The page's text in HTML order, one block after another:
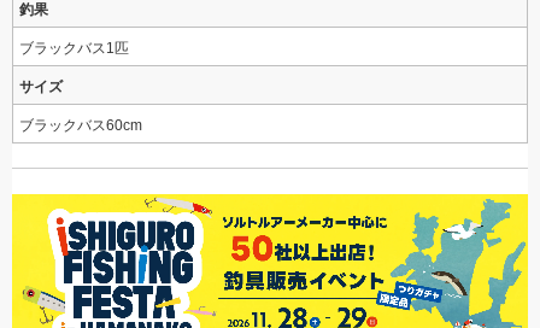
釣果
ブラックバス1匹
サイズ
ブラックバス60cm